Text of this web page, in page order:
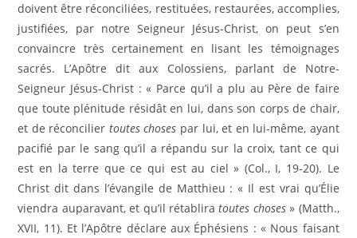
doivent être réconciliées, restituées, restaurées, accomplies,
justifiées, par notre Seigneur Jésus-Christ, on peut s’en
convaincre très certainement en lisant les témoignages
sacrés. L’Apôtre dit aux Colossiens, parlant de Notre-
Seigneur Jésus-Christ : « Parce qu’il a plu au Père de faire
que toute plénitude résidât en lui, dans son corps de chair,
et de réconcilier toutes choses par lui, et en lui-même, ayant
pacifié par le sang qu’il a répandu sur la croix, tant ce qui
est en la terre que ce qui est au ciel » (Col., I, 19-20). Le
Christ dit dans l’évangile de Matthieu : « Il est vrai qu’Élie
viendra auparavant, et qu’il rétabliratoutes choses» (Matth.,
XVII, 11). Et l’Apôtre déclare aux Éphésiens : « Nous faisant